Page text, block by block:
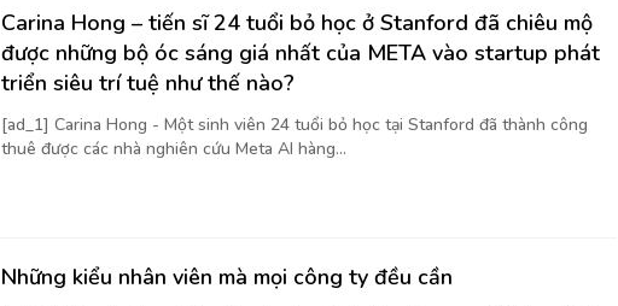
Carina Hong – tiến sĩ 24 tuổi bỏ học ở Stanford đã chiêu mộ
được những bộ óc sáng giá nhất của META vào startup phát
triển siêu trí tuệ như thế nào?
[ad_1] Carina Hong - Một sinh viên 24 tuổi bỏ học tại Stanford đã thành công
thuê được các nhà nghiên cứu Meta AI hàng...
Những kiểu nhân viên mà mọi công ty đều cần